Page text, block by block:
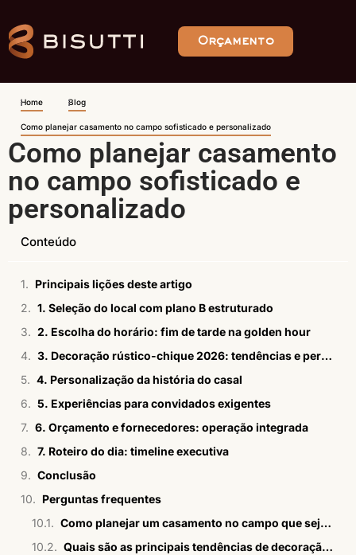
Orçamento
Home Blog
Como planejar casamento no campo sofisticado e personalizado
Como planejar casamento
no campo sofisticado e
personalizado
Conteúdo
Principais lições deste artigo
1. Seleção do local com plano B estruturado
2. Escolha do horário: fim de tarde na golden hour
3. Decoração rústico-chique 2026: tendências e personalização
4. Personalização da história do casal
5. Experiências para convidados exigentes
6. Orçamento e fornecedores: operação integrada
7. Roteiro do dia: timeline executiva
Conclusão
Perguntas frequentes
Como planejar um casamento no campo que seja sofisticado?
Quais são as principais tendências de decoração para casamentos no campo em 2026?